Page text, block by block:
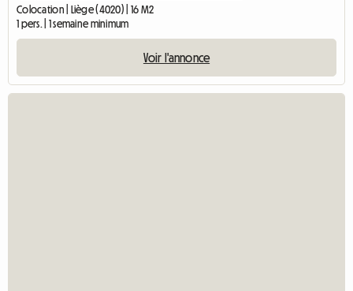
Colocation | Liège (4020) | 16 M2
1 pers. | 1 semaine minimum
Voir l'annonce